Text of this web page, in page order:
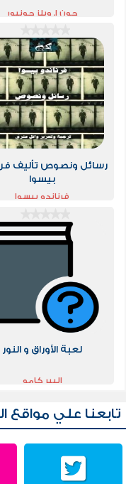
جون ا. ويلز جونيور
رسائل ونصوص تأليف
بيسوا
فرناندو بيسوا
لعبة الأوراق و النور
البير كامو
تابعنا علي مواقع